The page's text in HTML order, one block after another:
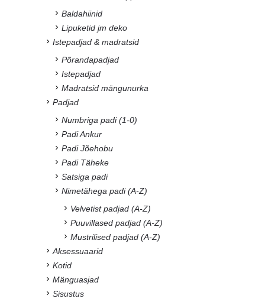
Baldahiinid
Lipuketid jm deko
Istepadjad & madratsid
Põrandapadjad
Istepadjad
Madratsid mängunurka
Padjad
Numbriga padi (1-0)
Padi Ankur
Padi Jõehobu
Padi Täheke
Satsiga padi
Nimetähega padi (A-Z)
Velvetist padjad (A-Z)
Puuvillased padjad (A-Z)
Mustrilised padjad (A-Z)
Aksessuaarid
Kotid
Mänguasjad
Sisustus